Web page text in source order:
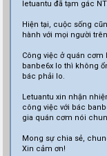
letuantu đã tạm gác
Hiện tại, cuộc sống
hành với mọi người
Công việc ở quán
banbe6x lo thì không
bác phải lo.
Letuantu xin nhận
công việc với bác
gia quán cơm nói
Mong sự chia sẻ,
Xin cảm ơn!